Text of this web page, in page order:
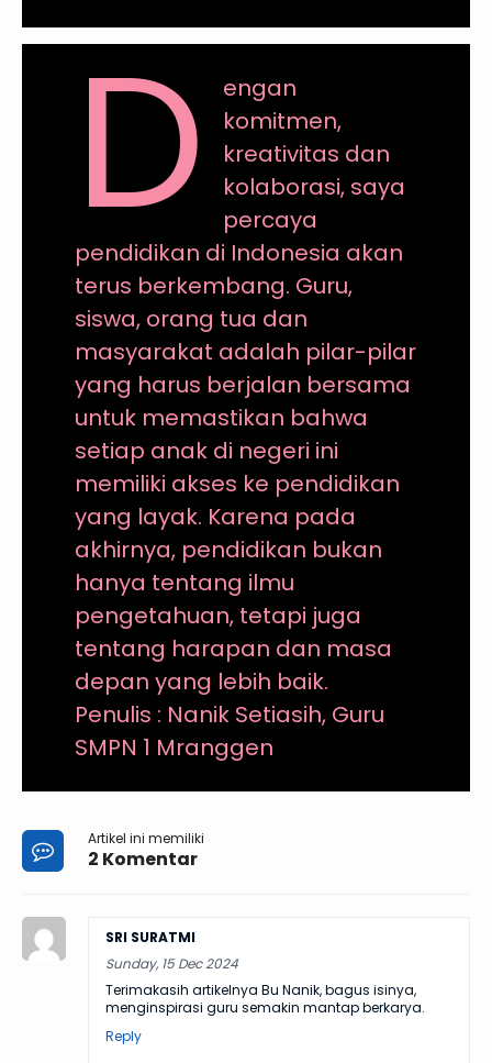
D
engan
komitmen,
kreativitas dan
kolaborasi, saya
percaya
pendidikan di Indonesia akan
terus berkembang. Guru,
siswa, orang tua dan
masyarakat adalah pilar-pilar
yang harus berjalan bersama
untuk memastikan bahwa
setiap anak di negeri ini
memiliki akses ke pendidikan
yang layak. Karena pada
akhirnya, pendidikan bukan
hanya tentang ilmu
pengetahuan, tetapi juga
tentang harapan dan masa
depan yang lebih baik.
Penulis : Nanik Setiasih, Guru
SMPN 1 Mranggen
Artikel ini memiliki
2 Komentar
SRI SURATMI
Sunday, 15 Dec 2024
Terimakasih artikelnya Bu Nanik, bagus isinya,
menginspirasi guru semakin mantap berkarya.
Reply